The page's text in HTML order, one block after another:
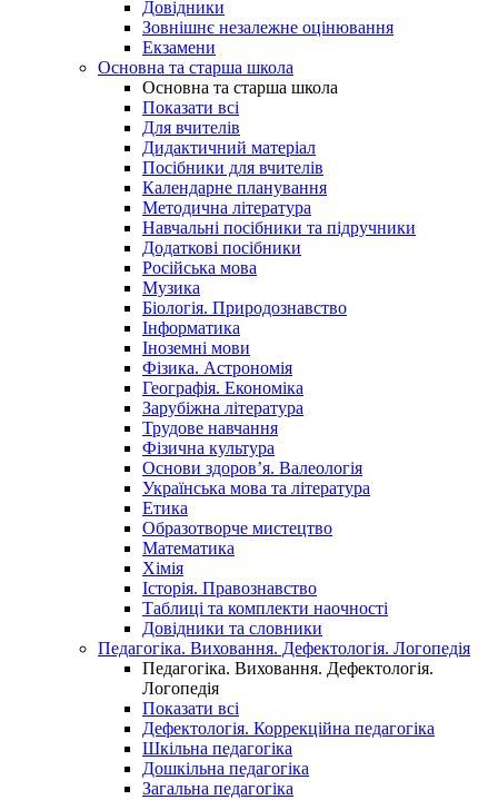
Довідники
Зовнішнє незалежне оцінювання
Екзамени
Основна та старша школа
Основна та старша школа
Показати всі
Для вчителів
Дидактичний матеріал
Посібники для вчителів
Календарне планування
Методична література
Навчальні посібники та підручники
Додаткові посібники
Російська мова
Музика
Біологія. Природознавство
Інформатика
Іноземні мови
Фізика. Астрономія
Географія. Економіка
Зарубіжна література
Трудове навчання
Фізична культура
Основи здоров’я. Валеологія
Українська мова та література
Етика
Образотворче мистецтво
Математика
Хімія
Історія. Правознавство
Таблиці та комплекти наочності
Довідники та словники
Педагогіка. Виховання. Дефектологія. Логопедія
Педагогіка. Виховання. Дефектологія.
Логопедія
Показати всі
Дефектологія. Коррекційна педагогіка
Шкільна педагогіка
Дошкільна педагогіка
Загальна педагогіка